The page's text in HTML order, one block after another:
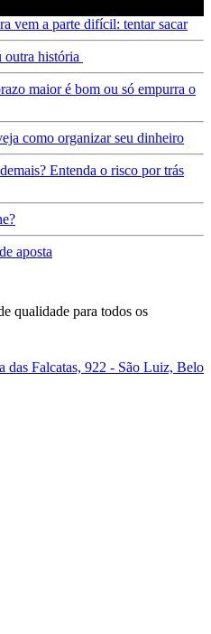
vem a parte difícil: tentar sacar
história
maior é bom ou só empurra o
como organizar seu dinheiro
Entenda o risco por trás
aposta
qualidade para todos os
das Falcatas, 922 - São Luiz, Belo